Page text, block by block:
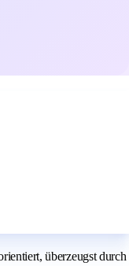
überzeugst durch